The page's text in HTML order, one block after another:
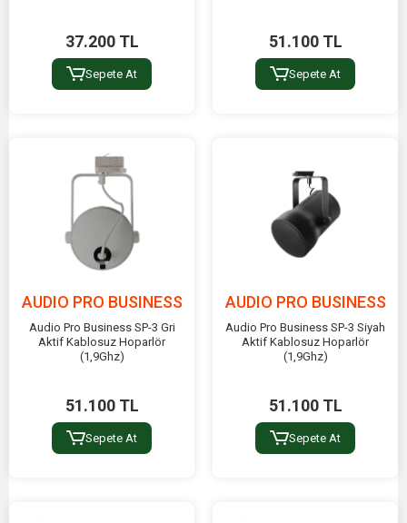
37.200 TL
Sepete At
51.100 TL
Sepete At
AUDIO PRO BUSINESS
Audio Pro Business SP-3 Gri
Aktif Kablosuz Hoparlör
(1,9Ghz)
51.100 TL
Sepete At
AUDIO PRO BUSINESS
Audio Pro Business SP-3 Siyah
Aktif Kablosuz Hoparlör
(1,9Ghz)
51.100 TL
Sepete At